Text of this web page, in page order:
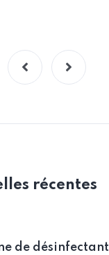
récentes
de désinfectant